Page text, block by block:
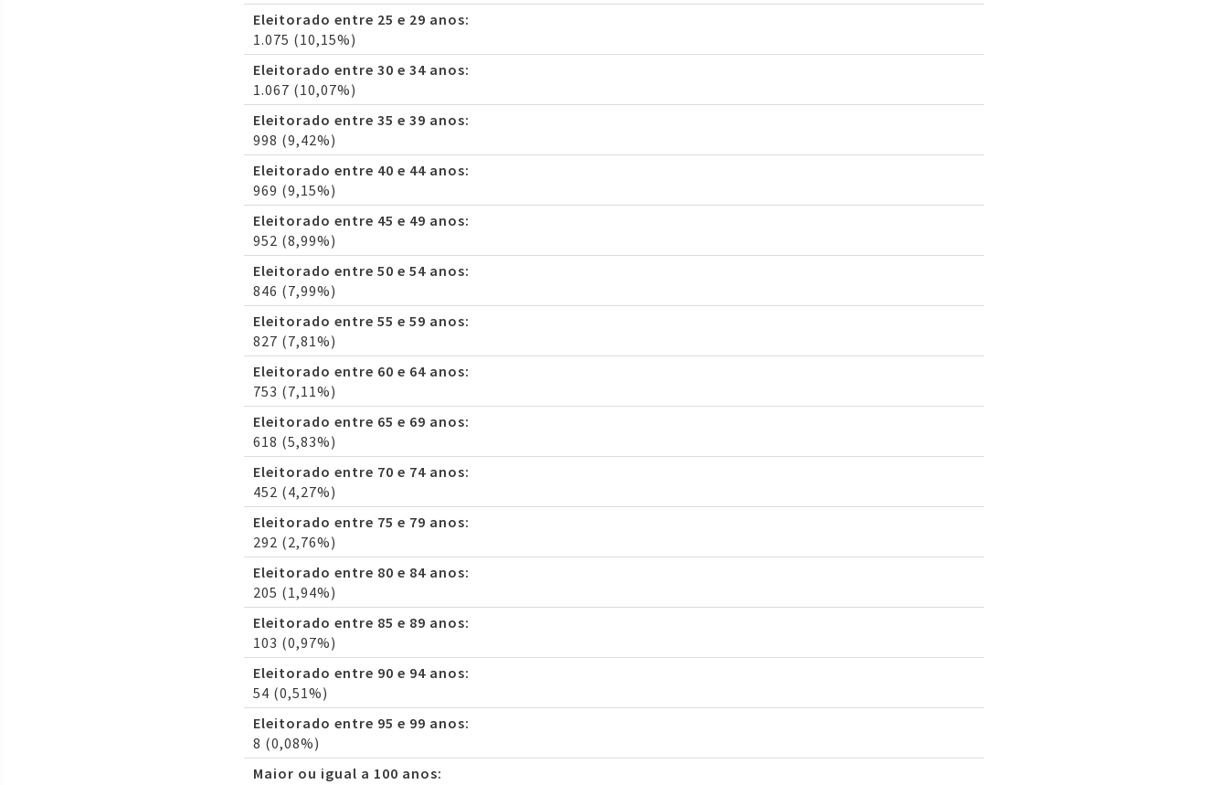
Eleitorado entre 25 e 29 anos:
1.075 (10,15%)
Eleitorado entre 30 e 34 anos:
1.067 (10,07%)
Eleitorado entre 35 e 39 anos:
998 (9,42%)
Eleitorado entre 40 e 44 anos:
969 (9,15%)
Eleitorado entre 45 e 49 anos:
952 (8,99%)
Eleitorado entre 50 e 54 anos:
846 (7,99%)
Eleitorado entre 55 e 59 anos:
827 (7,81%)
Eleitorado entre 60 e 64 anos:
753 (7,11%)
Eleitorado entre 65 e 69 anos:
618 (5,83%)
Eleitorado entre 70 e 74 anos:
452 (4,27%)
Eleitorado entre 75 e 79 anos:
292 (2,76%)
Eleitorado entre 80 e 84 anos:
205 (1,94%)
Eleitorado entre 85 e 89 anos:
103 (0,97%)
Eleitorado entre 90 e 94 anos:
54 (0,51%)
Eleitorado entre 95 e 99 anos:
8 (0,08%)
Maior ou igual a 100 anos: